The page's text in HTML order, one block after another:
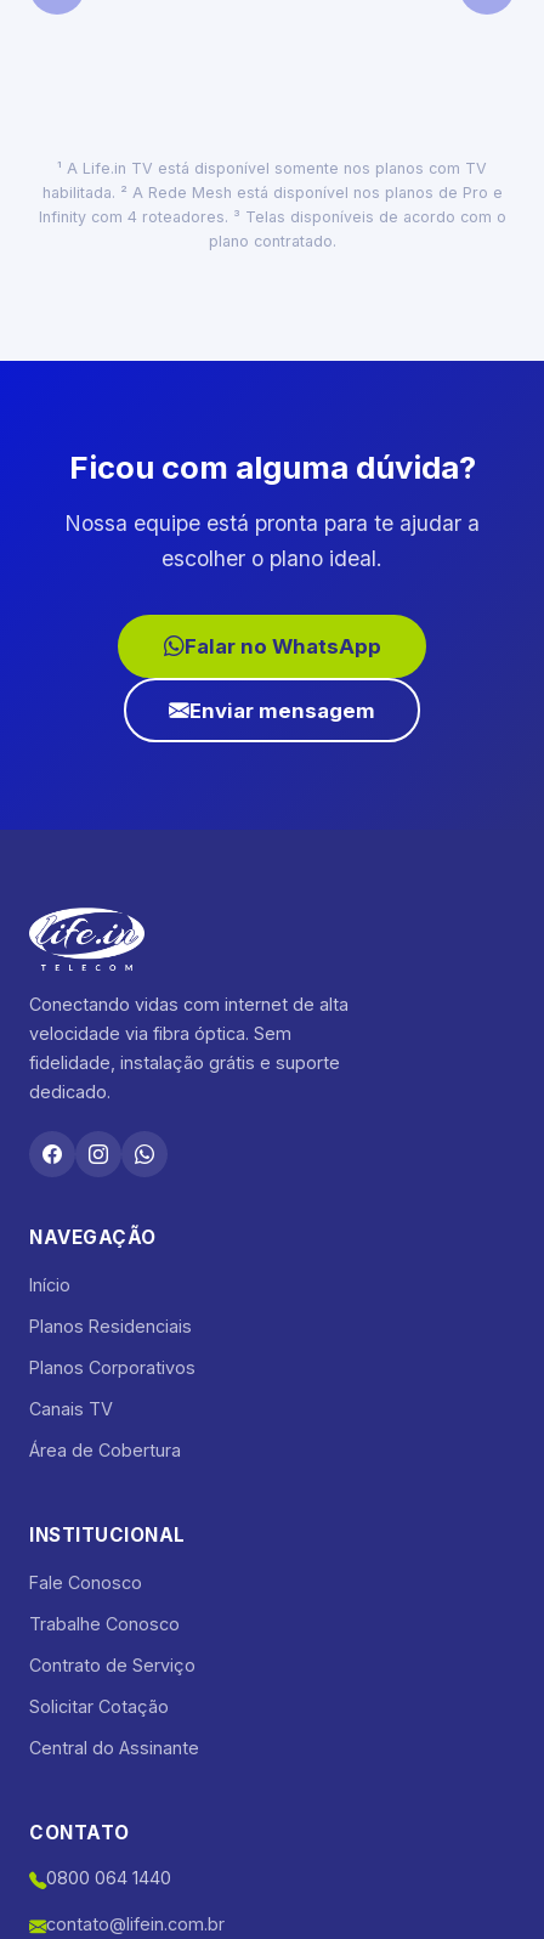
¹ A Life.in TV está disponível somente nos planos com TV
habilitada. ² A Rede Mesh está disponível nos planos de Pro e
Infinity com 4 roteadores. ³ Telas disponíveis de acordo com o
plano contratado.
Ficou com alguma dúvida?
Nossa equipe está pronta para te ajudar a
escolher o plano ideal.
Falar no WhatsApp
Enviar mensagem
Conectando vidas com internet de alta
velocidade via fibra óptica. Sem
fidelidade, instalação grátis e suporte
dedicado.
NAVEGAÇÃO
Início
Planos Residenciais
Planos Corporativos
Canais TV
Área de Cobertura
INSTITUCIONAL
Fale Conosco
Trabalhe Conosco
Contrato de Serviço
Solicitar Cotação
Central do Assinante
CONTATO
0800 064 1440
contato@lifein.com.br